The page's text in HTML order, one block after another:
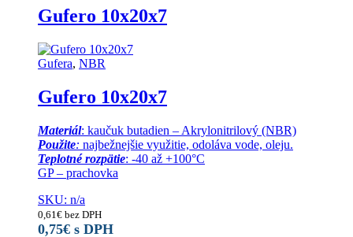
Gufero 10x20x7
Gufera, NBR
Gufero 10x20x7
Materiál: kaučuk butadien – Akrylonitrilový (NBR)
Použite: najbežnejšie využitie, odoláva vode, oleju.
Teplotné rozpätie: -40 až +100°C
GP – prachovka
SKU: n/a
0,61 € bez DPH
0,75€ s DPH